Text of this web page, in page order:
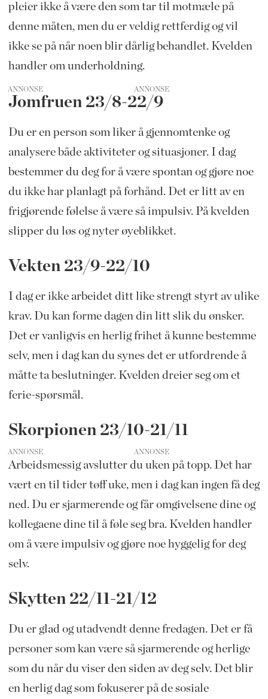
pleier ikke å være den som tar til motmæle på
denne måten, men du er veldig rettferdig og vil
ikke se på når noen blir dårlig behandlet. Kvelden
handler om underholdning.
ANNONSE
Jomfruen 23/8-22/9
Du er en person som liker å gjennomtenke og
analysere både aktiviteter og situasjoner. I dag
bestemmer du deg for å være spontan og gjøre noe
du ikke har planlagt på forhånd. Det er litt av en
frigjørende følelse å være så impulsiv. På kvelden
slipper du løs og nyter øyeblikket.
Vekten 23/9-22/10
I dag er ikke arbeidet ditt like strengt styrt av ulike
krav. Du kan forme dagen din litt slik du ønsker.
Det er vanligvis en herlig frihet å kunne bestemme
selv, men i dag kan du synes det er utfordrende å
måtte ta beslutninger. Kvelden dreier seg om et
ferie-spørsmål.
Skorpionen 23/10-21/11
ANNONSE
Arbeidsmessig avslutter du uken på topp. Det har
vært en til tider tøff uke, men i dag kan ingen få deg
ned. Du er sjarmerende og får omgivelsene dine og
kollegaene dine til å føle seg bra. Kvelden handler
om å være impulsiv og gjøre noe hyggelig for deg
selv.
Skytten 22/11-21/12
Du er glad og utadvendt denne fredagen. Det er få
personer som kan være så sjarmerende og herlige
som du når du viser den siden av deg selv. Det blir
en herlig dag som fokuserer på de sosiale